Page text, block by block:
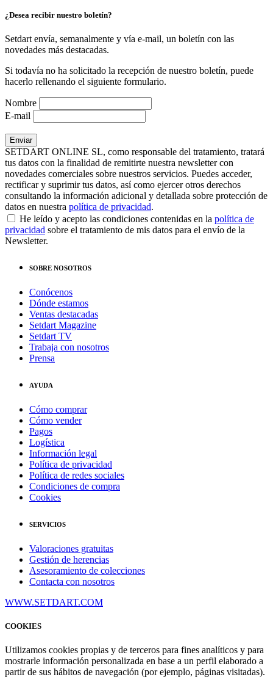
¿Desea recibir nuestro boletín?
Setdart envía, semanalmente y vía e-mail, un boletín con las
novedades más destacadas.
Si todavía no ha solicitado la recepción de nuestro boletín, puede
hacerlo rellenando el siguiente formulario.
Nombre
E-mail
SETDART ONLINE SL, como responsable del tratamiento, tratará
tus datos con la finalidad de remitirte nuestra newsletter con
novedades comerciales sobre nuestros servicios. Puedes acceder,
rectificar y suprimir tus datos, así como ejercer otros derechos
consultando la información adicional y detallada sobre protección de
datos en nuestra política de privacidad.
He leído y acepto las condiciones contenidas en la política de
privacidad sobre el tratamiento de mis datos para el envío de la
Newsletter.
SOBRE NOSOTROS
Conócenos
Dónde estamos
Ventas destacadas
Setdart Magazine
Setdart TV
Trabaja con nosotros
Prensa
AYUDA
Cómo comprar
Cómo vender
Pagos
Logística
Información legal
Política de privacidad
Política de redes sociales
Condiciones de compra
Cookies
SERVICIOS
Valoraciones gratuitas
Gestión de herencias
Asesoramiento de colecciones
Contacta con nosotros
WWW.SETDART.COM
COOKIES
Utilizamos cookies propias y de terceros para fines analíticos y para
mostrarle información personalizada en base a un perfil elaborado a
partir de sus hábitos de navegación (por ejemplo, páginas visitadas).